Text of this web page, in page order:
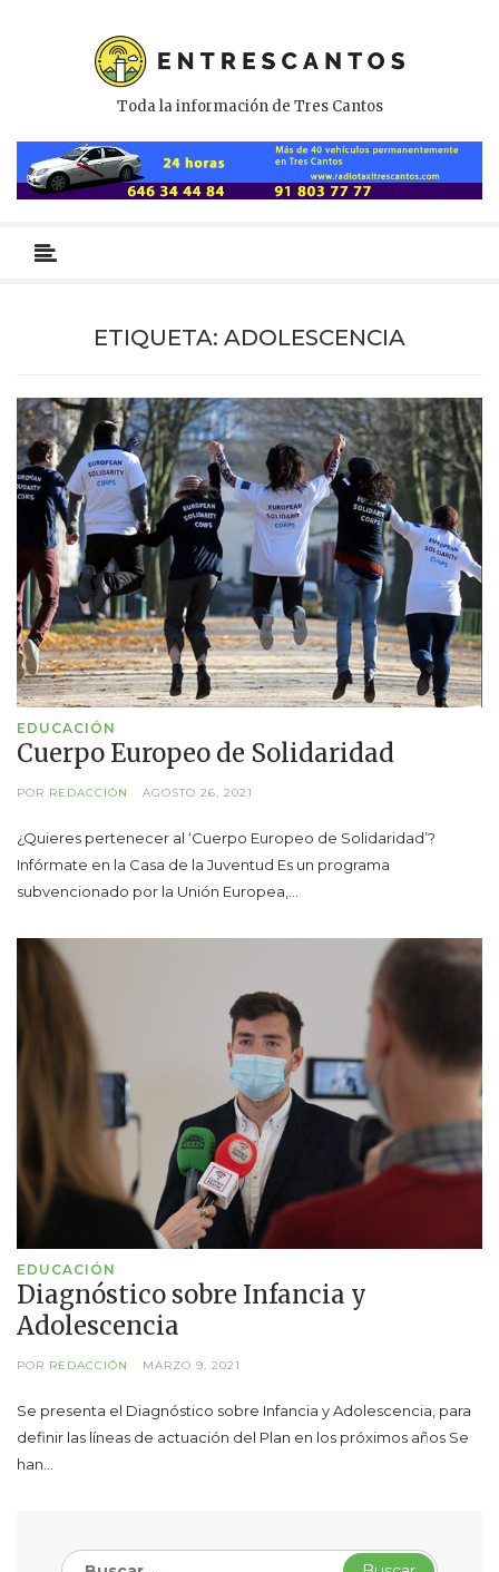
Toda la información de Tres Cantos
primario
ETIQUETA: ADOLESCENCIA
EDUCACIÓN
Cuerpo Europeo de Solidaridad
POR REDACCIÓN AGOSTO 26, 2021
¿Quieres pertenecer al ‘Cuerpo Europeo de Solidaridad’?
Infórmate en la Casa de la Juventud Es un programa
subvencionado por la Unión Europea,…
EDUCACIÓN
Diagnóstico sobre Infancia y
Adolescencia
POR REDACCIÓN MARZO 9, 2021
Se presenta el Diagnóstico sobre Infancia y Adolescencia, para
definir las líneas de actuación del Plan en los próximos años Se
han…
Buscar: